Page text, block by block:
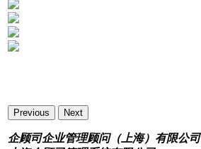
Previous Next
企顾司企业管理顾问（上海）有限公司